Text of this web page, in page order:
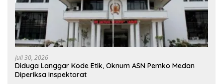
Juli 30, 2026
Diduga Langgar Kode Etik, Oknum ASN Pemko Medan
Diperiksa Inspektorat